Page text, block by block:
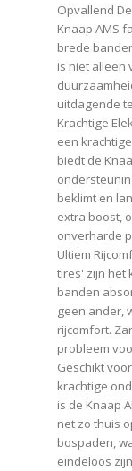
Opvallend
Knaap AMS
brede
is niet alleen
uitdagende
Krachtige
een
biedt de
beklimt en
extra boost,
onverharde
Ultiem
tires' zijn het
banden
geen ander,
rijcomfort.
probleem
Geschikt
krachtige
is de Knaap
net zo thuis
bospaden,
eindeloos